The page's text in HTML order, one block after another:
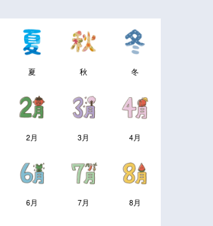
夏 秋 冬
2月 3月 4月
6月 7月 8月